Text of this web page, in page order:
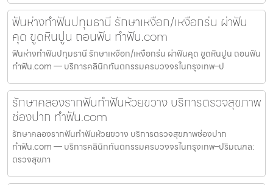
ฟันห่างทำฟันปทุมธานี รักษาเหงือก/เหงือกร่น ผ่าฟัน
คุด ขูดหินปูน ถอนฟัน ทำฟัน.com
ฟันห่างทำฟันปทุมธานี รักษาเหงือก/เหงือกร่น ผ่าฟันคุด ขูดหินปูน ถอนฟัน
ทำฟัน.com — บริการคลินิกทันตกรรมครบวงจรในกรุงเทพ–ป
รักษาคลองรากฟันทำฟันห้วยขวาง บริการตรวจสุขภาพ
ช่องปาก ทำฟัน.com
รักษาคลองรากฟันทำฟันห้วยขวาง บริการตรวจสุขภาพช่องปาก
ทำฟัน.com — บริการคลินิกทันตกรรมครบวงจรในกรุงเทพ–ปริมณฑล:
ตรวจสุขภา